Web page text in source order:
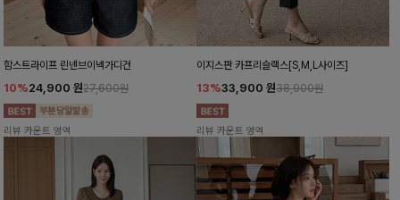
함스트라이프 린넨브이넥가디건
10%24,900 원27,600원
리뷰 카운트 영역
이지스판 카프리슬랙스[S,M,L사이즈]
13%33,900 원38,900원
리뷰 카운트 영역